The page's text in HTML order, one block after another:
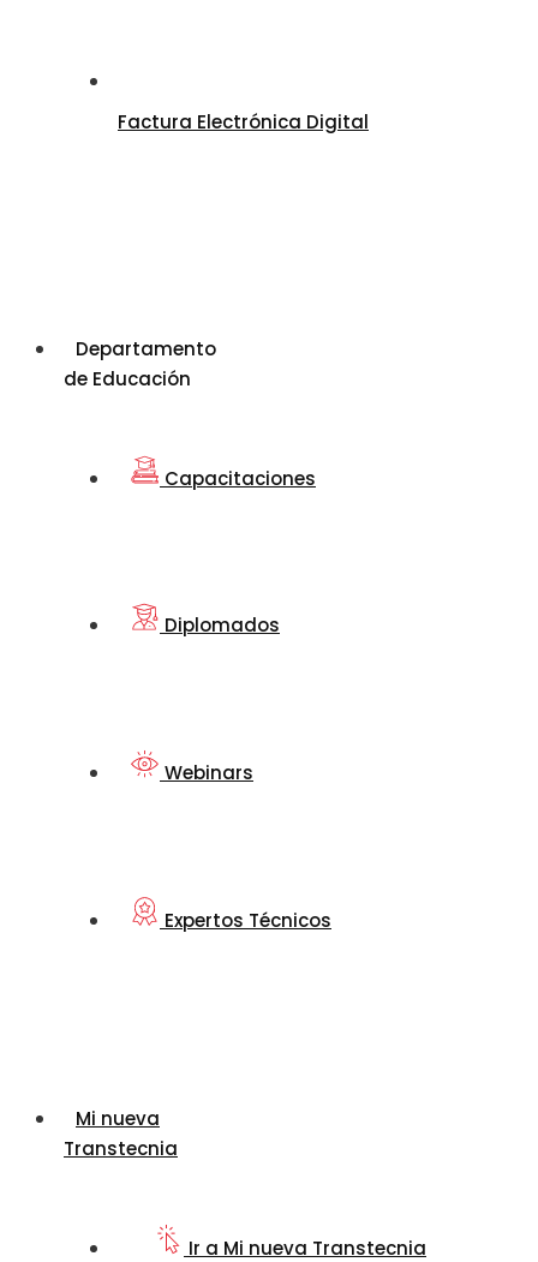
Factura Electrónica Digital
Departamento
de Educación
Capacitaciones
Diplomados
Webinars
Expertos Técnicos
Mi nueva
Transtecnia
Ir a Mi nueva Transtecnia